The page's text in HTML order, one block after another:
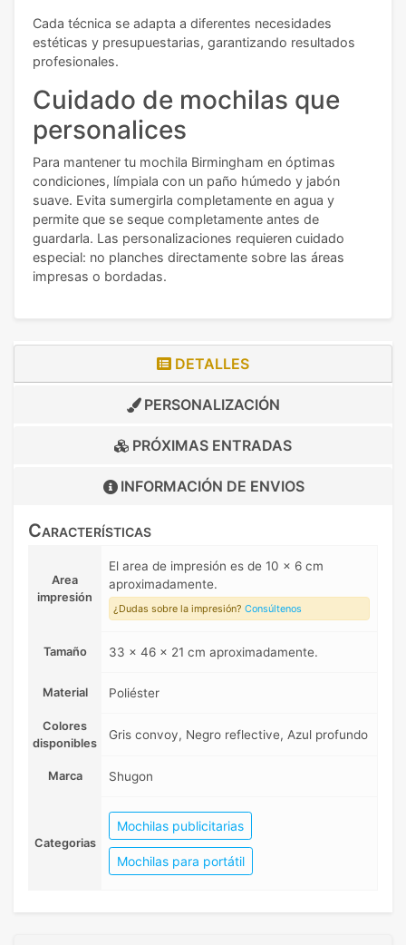
Cada técnica se adapta a diferentes necesidades
estéticas y presupuestarias, garantizando resultados
profesionales.
Cuidado de mochilas que
personalices
Para mantener tu mochila Birmingham en óptimas
condiciones, límpiala con un paño húmedo y jabón
suave. Evita sumergirla completamente en agua y
permite que se seque completamente antes de
guardarla. Las personalizaciones requieren cuidado
especial: no planches directamente sobre las áreas
impresas o bordadas.
DETALLES
PERSONALIZACIÓN
PRÓXIMAS ENTRADAS
INFORMACIÓN DE ENVIOS
Características
Area
impresión
El area de impresión es de 10 x 6 cm
aproximadamente.
¿Dudas sobre la impresión? Consúltenos
Tamaño 33 x 46 x 21 cm aproximadamente.
Material Poliéster
Colores
disponibles
Gris convoy, Negro reflective, Azul profundo
Marca Shugon
Categorias
Mochilas publicitarias
Mochilas para portátil